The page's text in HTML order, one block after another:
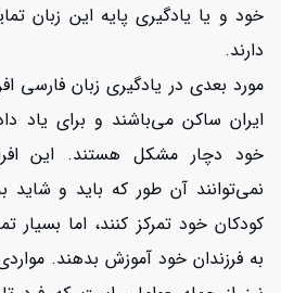
خود و یا یادگیری پایه این زبان
دارند.
مورد بعدی در یادگیری زبان فارسی
ایران ساکن می‌باشند و برای یاد
خود دچار مشکل هستند. این
نمی‌توانند آن طور که باید و
کودکان خود تمرکز کنند، اما بسیار
به فرزندان خود آموزش بدهند.